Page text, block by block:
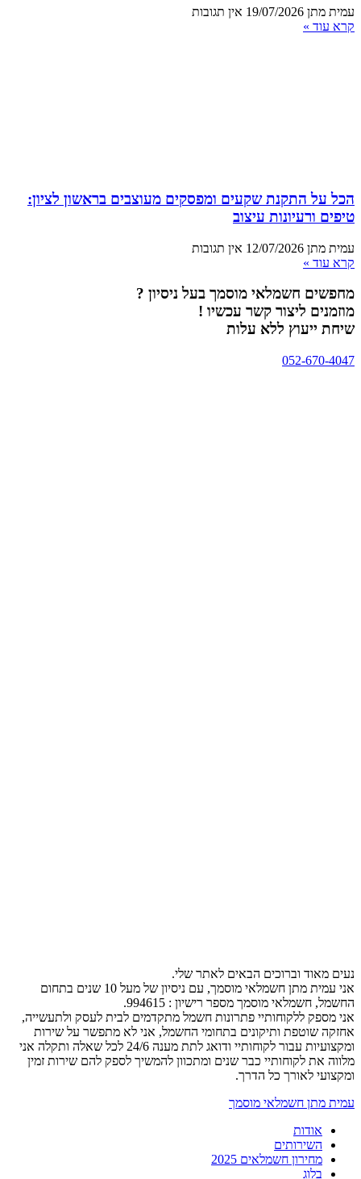
עמית מתן 19/07/2026 אין תגובות
קרא עוד »
הכל על התקנת שקעים ומפסקים מעוצבים בראשון לציון:
טיפים ורעיונות עיצוב
עמית מתן 12/07/2026 אין תגובות
קרא עוד »
מחפשים חשמלאי מוסמך בעל ניסיון ?
מוזמנים ליצור קשר עכשיו !
שיחת ייעוץ ללא עלות
052-670-4047
נעים מאוד וברוכים הבאים לאתר שלי.
אני עמית מתן חשמלאי מוסמך, עם ניסיון של מעל 10 שנים בתחום
החשמל, חשמלאי מוסמך מספר רישיון : 994615.
אני מספק ללקוחותיי פתרונות חשמל מתקדמים לבית לעסק ולתעשייה,
אחזקה שוטפת ותיקונים בתחומי החשמל, אני לא מתפשר על שירות
ומקצועיות עבור לקוחותיי ודואג לתת מענה 24/6 לכל שאלה ותקלה אני
מלווה את לקוחותיי כבר שנים ומתכוון להמשיך לספק להם שירות זמין
ומקצועי לאורך כל הדרך.
עמית מתן חשמלאי מוסמך
אודות
השירותים
מחירון חשמלאים 2025
בלוג